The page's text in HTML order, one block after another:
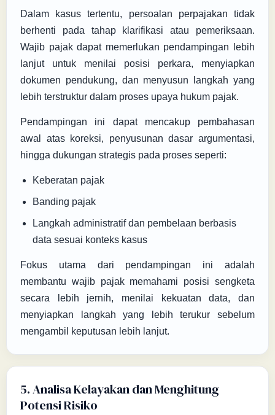
Dalam kasus tertentu, persoalan perpajakan tidak
berhenti pada tahap klarifikasi atau pemeriksaan.
Wajib pajak dapat memerlukan pendampingan lebih
lanjut untuk menilai posisi perkara, menyiapkan
dokumen pendukung, dan menyusun langkah yang
lebih terstruktur dalam proses upaya hukum pajak.
Pendampingan ini dapat mencakup pembahasan
awal atas koreksi, penyusunan dasar argumentasi,
hingga dukungan strategis pada proses seperti:
Keberatan pajak
Banding pajak
Langkah administratif dan pembelaan berbasis
data sesuai konteks kasus
Fokus utama dari pendampingan ini adalah
membantu wajib pajak memahami posisi sengketa
secara lebih jernih, menilai kekuatan data, dan
menyiapkan langkah yang lebih terukur sebelum
mengambil keputusan lebih lanjut.
5. Analisa Kelayakan dan Menghitung
Potensi Risiko